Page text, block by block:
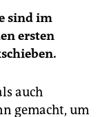
sind im
ersten
auch
gemacht, um